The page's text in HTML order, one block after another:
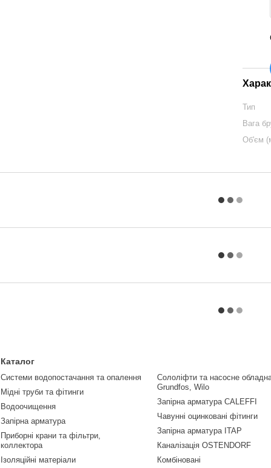
Тип
Вага
Об'єм
Каталог
Системи водопостачання та опалення
Мідні труби та фітинги
Водоочищення
Запірна арматура
Приборні крани та фільтри,
коллектора
Ізоляційні матеріали
Сололіфти та насосне
Grundfos, Wilo
Запірна арматура CALEFFI
Чавунні оцинковані фітинги
Запірна арматура ITAP
Каналізація OSTENDORF
Комбіновані